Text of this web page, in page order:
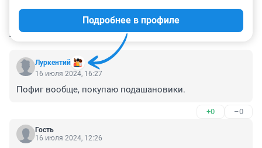
КОММЕНТАРИИ 7
Луркентий
Подробнее в профиле
16 июля 2024, 16:27
Пофиг вообще, покупаю подашановики.
+0 –0
Гость
16 июля 2024, 12:26